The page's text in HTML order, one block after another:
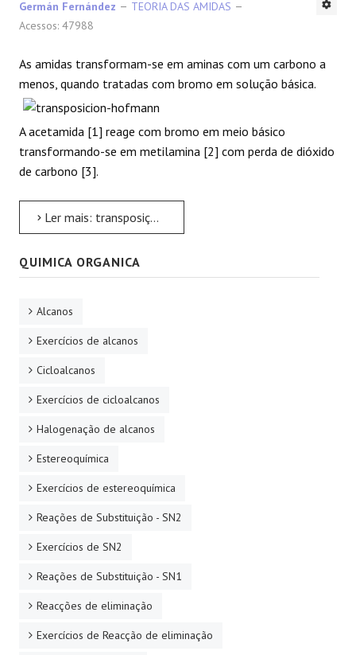
Germán Fernández
TEORIA DAS AMIDAS
Acessos: 47988
As amidas transformam-se em aminas com um carbono a
menos, quando tratadas com bromo em solução básica.
A acetamida [1] reage com bromo em meio básico
transformando-se em metilamina [2] com perda de dióxido
de carbono [3].
Ler mais: transposição de Hofmann
QUIMICA ORGANICA
Alcanos
Exercícios de alcanos
Cicloalcanos
Exercícios de cicloalcanos
Halogenação de alcanos
Estereoquímica
Exercícios de estereoquímica
Reações de Substituição - SN2
Exercícios de SN2
Reações de Substituição - SN1
Reacções de eliminação
Exercícios de Reacção de eliminação